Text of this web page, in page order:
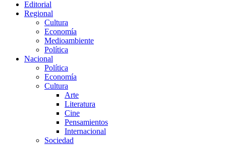
Editorial
Regional
Cultura
Economía
Medioambiente
Política
Nacional
Política
Economía
Cultura
Arte
Literatura
Cine
Pensamientos
Internacional
Sociedad